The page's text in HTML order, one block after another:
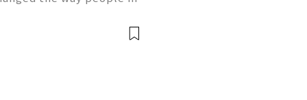
deposits, track spendin